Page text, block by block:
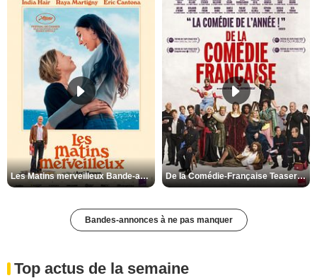
Les Matins merveilleux Bande-annonce VF De la Comédie-Française Teaser VF
Bandes-annonces à ne pas manquer
Top actus de la semaine